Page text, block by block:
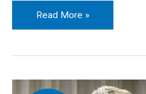
Read More »
Εισήγηση